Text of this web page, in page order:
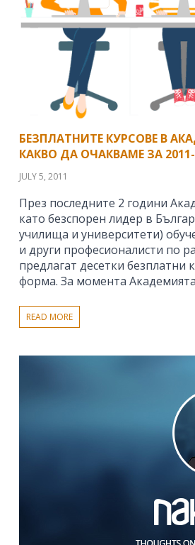
БЕЗПЛАТНИТЕ КУРСОВЕ В
КАКВО ДА ОЧАКВАМЕ ЗА 2011-
JULY 5, 2011
През последните 2 години
като безспорен лидер в
училища и университети)
и други професионалисти по
предлагат десетки безплатни
форма. За момента
READ MORE